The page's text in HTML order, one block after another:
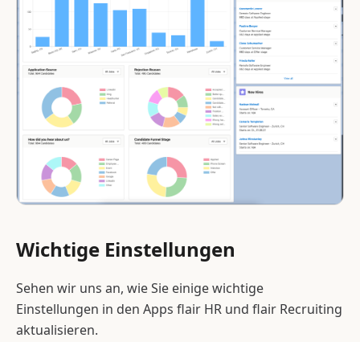
Wichtige Einstellungen
Sehen wir uns an, wie Sie einige wichtige
Einstellungen in den Apps flair HR und flair Recruiting
aktualisieren.